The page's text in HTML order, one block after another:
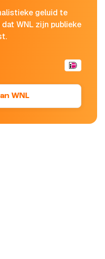
geluid te
WNL zijn publieke
WNL